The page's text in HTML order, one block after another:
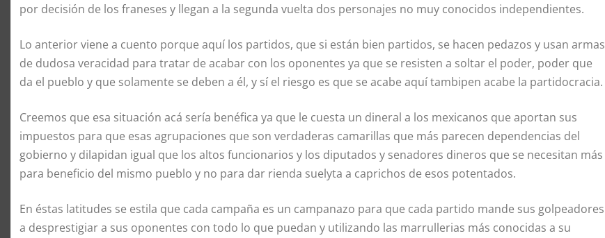
por decisión de los franeses y llegan a la segunda vuelta dos personajes no muy conocidos independientes.
Lo anterior viene a cuento porque aquí los partidos, que si están bien partidos, se hacen pedazos y usan armas
de dudosa veracidad para tratar de acabar con los oponentes ya que se resisten a soltar el poder, poder que
da el pueblo y que solamente se deben a él, y sí el riesgo es que se acabe aquí tambipen acabe la partidocracia.
Creemos que esa situación acá sería benéfica ya que le cuesta un dineral a los mexicanos que aportan sus
impuestos para que esas agrupaciones que son verdaderas camarillas que más parecen dependencias del
gobierno y dilapidan igual que los altos funcionarios y los diputados y senadores dineros que se necesitan más
para beneficio del mismo pueblo y no para dar rienda suelyta a caprichos de esos potentados.
En éstas latitudes se estila que cada campaña es un campanazo para que cada partido mande sus golpeadores
a desprestigiar a sus oponentes con todo lo que puedan y utilizando las marrullerias más conocidas a su